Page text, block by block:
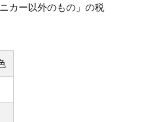
カー以外のもの」の税